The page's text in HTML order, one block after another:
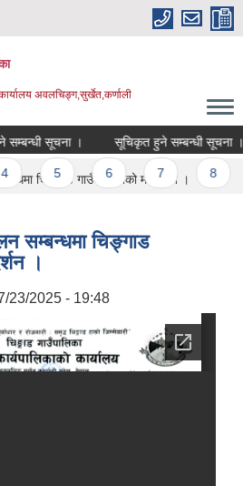
अवलचिङ्ग,सुर्खेत,कर्णाली
सूचना । सूचिकृत हुने सम्बन्धी सूचना ।
5 6 7 8
चिङ्गाड गाउँपालिकाको मार्गदर्शन ।
सम्बन्धमा चिङ्गाड
।
23/2025 - 19:48